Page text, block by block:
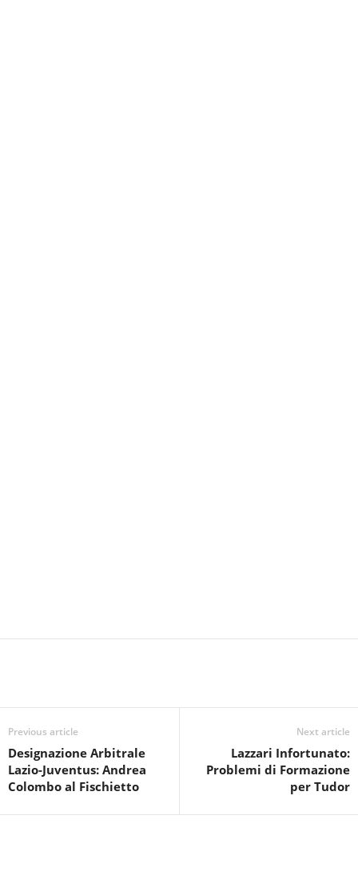
Previous article
Designazione Arbitrale
Lazio-Juventus: Andrea
Colombo al Fischietto
Next article
Lazzari Infortunato:
Problemi di Formazione
per Tudor